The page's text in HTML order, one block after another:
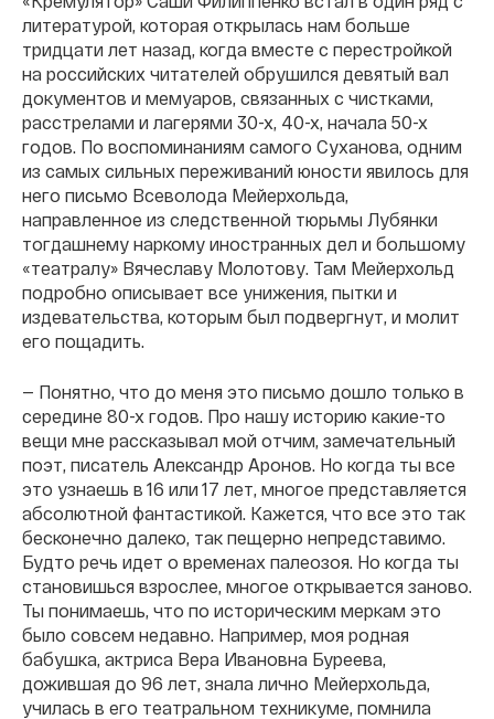
литературой, которая открылась нам больше
тридцати лет назад, когда вместе с перестройкой
на российских читателей обрушился девятый вал
документов и мемуаров, связанных с чистками,
расстрелами и лагерями 30-х, 40-х, начала 50-х
годов. По воспоминаниям самого Суханова, одним
из самых сильных переживаний юности явилось для
него письмо Всеволода Мейерхольда,
направленное из следственной тюрьмы Лубянки
тогдашнему наркому иностранных дел и большому
«театралу» Вячеславу Молотову. Там Мейерхольд
подробно описывает все унижения, пытки и
издевательства, которым был подвергнут, и молит
его пощадить.
— Понятно, что до меня это письмо дошло только в
середине 80-х годов. Про нашу историю какие-то
вещи мне рассказывал мой отчим, замечательный
поэт, писатель Александр Аронов. Но когда ты все
это узнаешь в 16 или 17 лет, многое представляется
абсолютной фантастикой. Кажется, что все это так
бесконечно далеко, так пещерно непредставимо.
Будто речь идет о временах палеозоя. Но когда ты
становишься взрослее, многое открывается заново.
Ты понимаешь, что по историческим меркам это
было совсем недавно. Например, моя родная
бабушка, актриса Вера Ивановна Буреева,
дожившая до 96 лет, знала лично Мейерхольда,
училась в его театральном техникуме, помнила